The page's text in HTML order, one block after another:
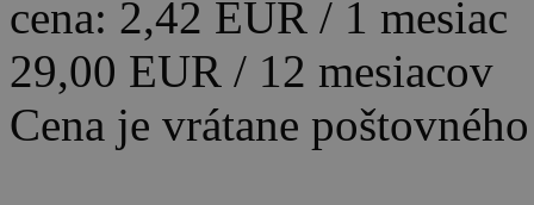
cena: 2,42 EUR / 1 mesiac
29,00 EUR / 12 mesiacov
Cena je vrátane poštovného